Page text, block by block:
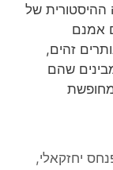
ההיסטורית של
אמנם
זהים,
שהם
יחזקאלי,